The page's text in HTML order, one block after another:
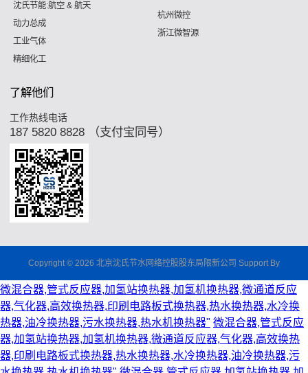
沈氏节能:航空 & 航天
动力总成
工业气体
精细化工
杭州微控
浙江微智源
了解他们
工作热线电话
187 5820 8828 （支付宝同号）
Copyright © 2026 北京沈氏节水网络控股股东局限新公司 Support By
微混合器,管式反应器,加氢站换热器,加氢机换热器,微通道反应
器,气化器,高效换热器,印刷电路板式换热器,热水换热器,水冷换
热器,油冷换热器,污水换热器,热水机换热器" 微混合器,管式反应
器,加氢站换热器,加氢机换热器,微通道反应器,气化器,高效换热
器,印刷电路板式换热器,热水换热器,水冷换热器,油冷换热器,污